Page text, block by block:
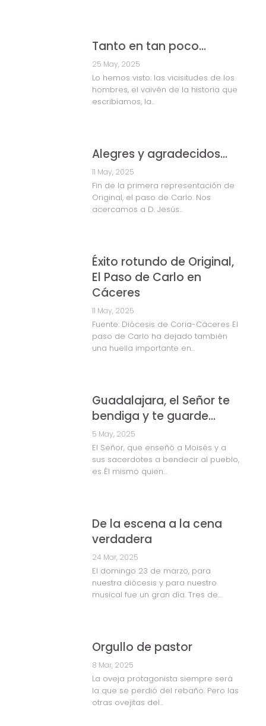
Tanto en tan poco…
25 May, 2025
Lo hemos visto: las vicisitudes de los
hombres, el vaivén de la historia que
escribíamos, la...
Alegres y agradecidos…
11 May, 2025
Fin de la primera representación de
Original, el paso de Carlo. Nos
acercamos a D. Jesús...
Éxito rotundo de Original,
El Paso de Carlo en
Cáceres
11 May, 2025
Fuente: Diócesis de Coria-Cáceres El
paso de Carlo ha dejado también
una huella importante en...
Guadalajara, el Señor te
bendiga y te guarde…
5 May, 2025
El Señor, que enseñó a Moisés y a
sus sacerdotes a bendecir al pueblo,
es Él mismo quien...
De la escena a la cena
verdadera
24 Mar, 2025
El domingo 23 de marzo, para
nuestra diócesis y para nuestro
musical fue un gran día. Tres de...
Orgullo de pastor
8 Mar, 2025
La oveja protagonista siempre será
la que se perdió del rebaño. Pero las
otras ovejitas del...